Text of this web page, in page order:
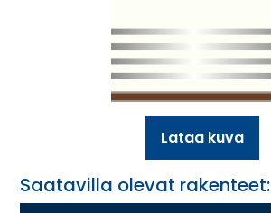
Lataa kuva
Saatavilla olevat rakenteet: